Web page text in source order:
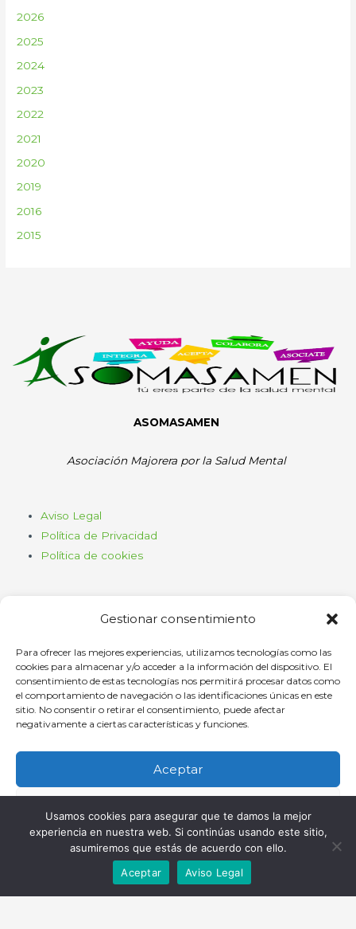
Gestionar consentimiento
Para ofrecer las mejores experiencias, utilizamos tecnologías como las
cookies para almacenar y/o acceder a la información del dispositivo. El
consentimiento de estas tecnologías nos permitirá procesar datos como
el comportamiento de navegación o las identificaciones únicas en este
sitio. No consentir o retirar el consentimiento, puede afectar
negativamente a ciertas características y funciones.
Aceptar
Ver preferencias
Política de cookiesPolítica de PrivacidadAviso Legal
2026
2025
2024
2023
2022
2021
2020
2019
2016
2015
ASOMASAMEN
Asociación Majorera por la Salud Mental
Aviso Legal
Política de Privacidad
Política de cookies
Haz clic para aceptar cookies de
marketing y permitir este contenido
Oficina
C/ Comandante Díaz Trayter, 67 35600 Puerto del Rosario, Las
Palmas
Usamos cookies para asegurar que te damos la mejor
experiencia en nuestra web. Si continúas usando este sitio,
asumiremos que estás de acuerdo con ello.
Aceptar
Aviso Legal